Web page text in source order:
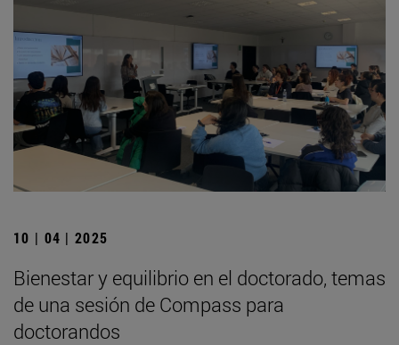
10 | 04 | 2025
Bienestar y equilibrio en el doctorado, temas
de una sesión de Compass para
doctorandos